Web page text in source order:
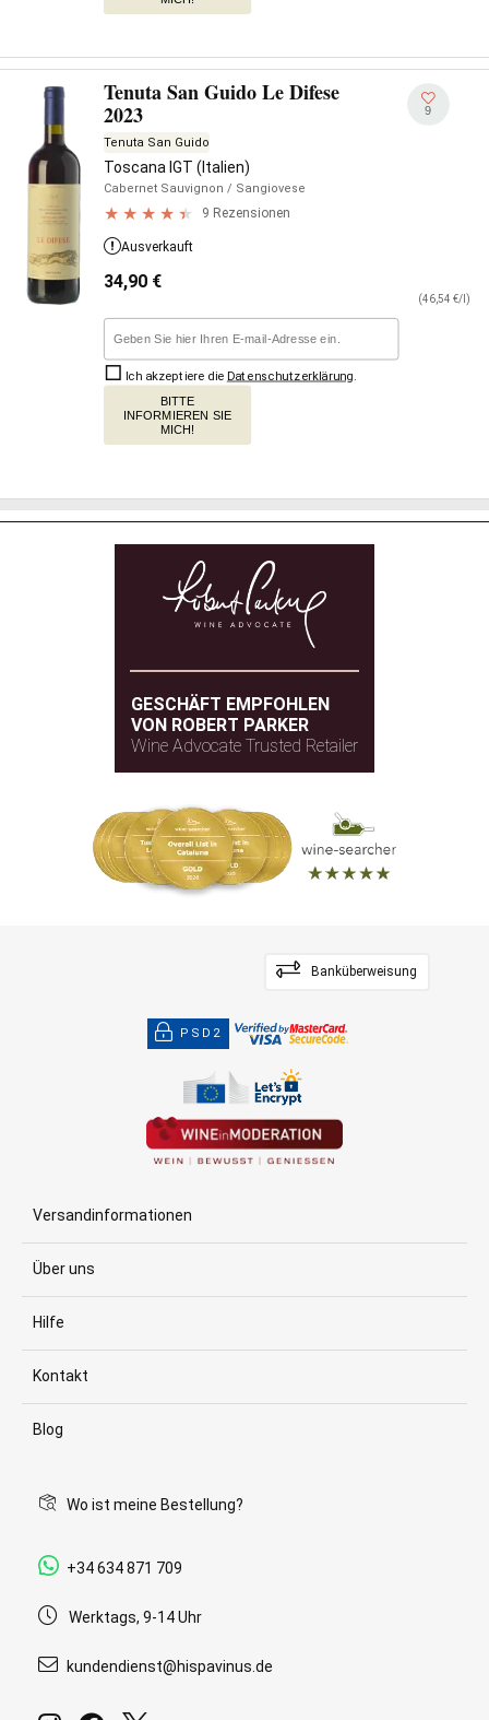
Tenuta San Guido Le Difese
2023
Tenuta San Guido
Toscana IGT (Italien)
Cabernet Sauvignon / Sangiovese
9 Rezensionen
9
Ausverkauft
34,90 €
(46,54 €/l)
Ich akzeptiere die Datenschutzerklärung
BITTE
INFORMIEREN SIE
MICH!
GESCHÄFT EMPFOHLEN
VON ROBERT PARKER
Wine Advocate Trusted Retailer
Banküberweisung
PSD2
Versandinformationen
Über uns
Hilfe
Kontakt
Blog
Wo ist meine Bestellung?
+34 634 871 709
Werktags, 9-14 Uhr
kundendienst@hispavinus.de